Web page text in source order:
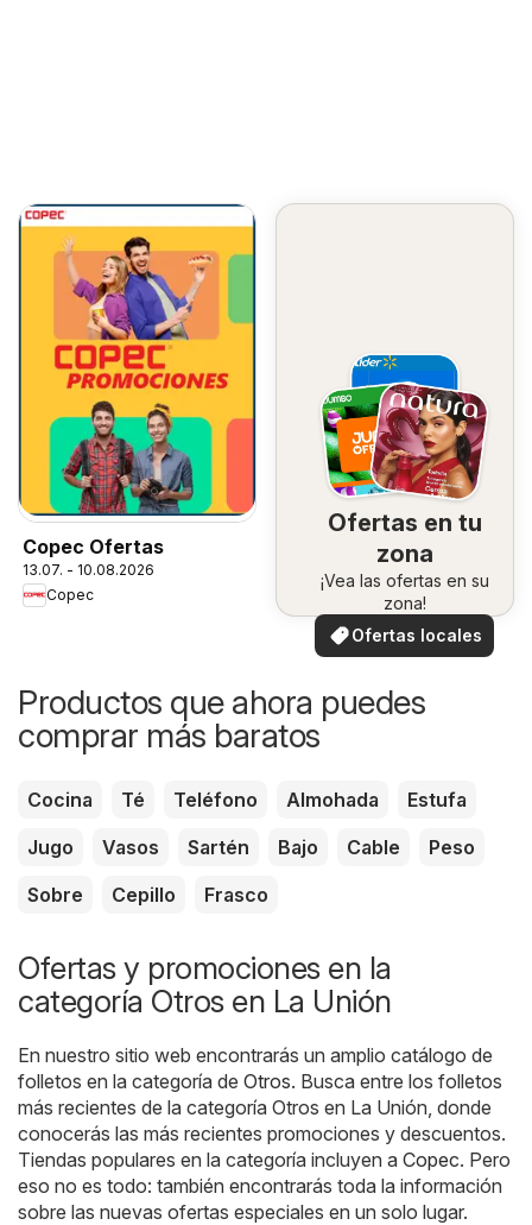
Copec Ofertas
13.07. - 10.08.2026
Copec
Ofertas en tu
zona
¡Vea las ofertas en su
zona!
Ofertas locales
Productos que ahora puedes
comprar más baratos
Cocina Té Teléfono Almohada
Estufa
Jugo
Vasos Sartén Bajo Cable
Peso
Sobre
Cepillo Frasco
Ofertas y promociones en la
categoría Otros en La Unión
En nuestro sitio web encontrarás un amplio catálogo de
folletos en la categoría de Otros. Busca entre los folletos
más recientes de la categoría Otros en La Unión, donde
conocerás las más recientes promociones y descuentos.
Tiendas populares en la categoría incluyen a Copec. Pero
eso no es todo: también encontrarás toda la información
sobre las nuevas ofertas especiales en un solo lugar.